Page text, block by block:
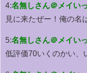
4:名無しさん＠メイい
見に来たぜー！俺の名
5:名無しさん＠メイい
低評価70いくのかい、